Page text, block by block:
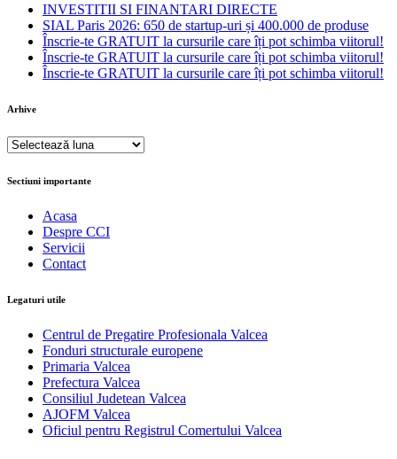
INVESTITII SI FINANTARI DIRECTE
SIAL Paris 2026: 650 de startup-uri și 400.000 de produse
Înscrie-te GRATUIT la cursurile care îți pot schimba viitorul!
Înscrie-te GRATUIT la cursurile care îți pot schimba viitorul!
Înscrie-te GRATUIT la cursurile care îți pot schimba viitorul!
Arhive
Arhive
Sectiuni importante
Acasa
Despre CCI
Servicii
Contact
Legaturi utile
Centrul de Pregatire Profesionala Valcea
Fonduri structurale europene
Primaria Valcea
Prefectura Valcea
Consiliul Judetean Valcea
AJOFM Valcea
Oficiul pentru Registrul Comertului Valcea